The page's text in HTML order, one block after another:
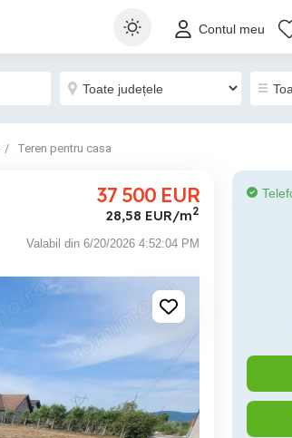
Contul meu
Teren pentru casa
37 500 EUR
28,58 EUR/m2
Valabil din 6/20/2026 4:52:04 PM